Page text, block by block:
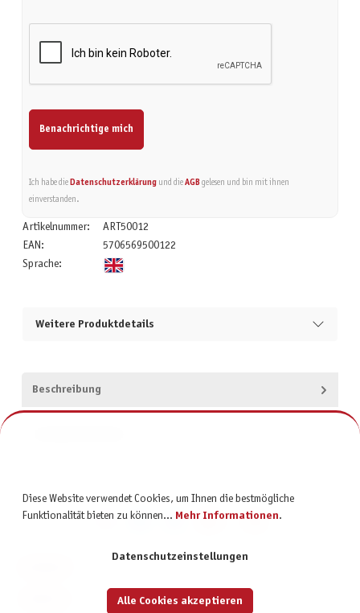
Benachrichtige mich
Ich habe die Datenschutzerklärungund die AGBgelesen und bin mit ihnen
einverstanden.
Artikelnummer:
ART50012
EAN:
5706569500122
Sprache:
Weitere Produktdetails
Beschreibung
Diese Website verwendet Cookies, um Ihnen die bestmögliche
Funktionalität bieten zu können... Mehr Informationen.
Datenschutzeinstellungen
Alle Cookies akzeptieren